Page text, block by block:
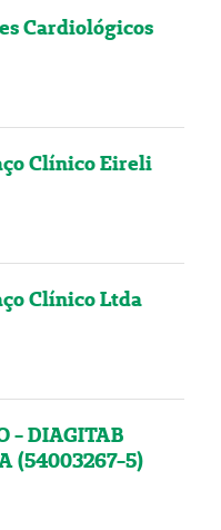
Cardiológicos
Clínico Eireli
Clínico Ltda
- DIAGITAB
(54003267-5)